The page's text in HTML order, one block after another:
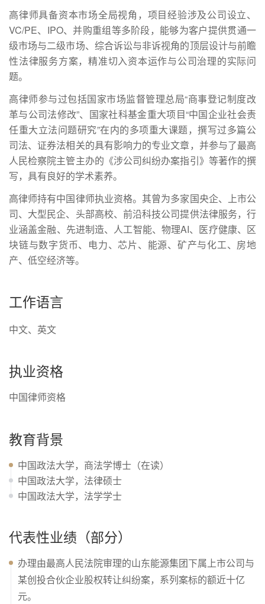
高律师具备资本市场全局视角，项目经验涉及公司设立、
VC/PE、IPO、并购重组等多阶段，能够为客户提供贯通一
级市场与二级市场、综合诉讼与非诉视角的顶层设计与前瞻
性法律服务方案，精准切入资本运作与公司治理的实际问
题。
高律师参与过包括国家市场监督管理总局“商事登记制度改
革与公司法修改”、国家社科基金重大项目“中国企业社会责
任重大立法问题研究”在内的多项重大课题，撰写过多篇公
司法、证券法相关的具有影响力的专业文章，并参与了最高
人民检察院主管主办的《涉公司纠纷办案指引》等著作的撰
写，具有良好的学术素养。
高律师持有中国律师执业资格。其曾为多家国央企、上市公
司、大型民企、头部高校、前沿科技公司提供法律服务，行
业涵盖金融、先进制造、人工智能、物理AI、医疗健康、区
块链与数字货币、电力、芯片、能源、矿产与化工、房地
产、低空经济等。
工作语言
中文、英文
执业资格
中国律师资格
教育背景
中国政法大学，商法学博士（在读）
中国政法大学，法律硕士
中国政法大学，法学学士
代表性业绩（部分）
办理由最高人民法院审理的山东能源集团下属上市公司与
某创投合伙企业股权转让纠纷案，系列案标的额近十亿
元。